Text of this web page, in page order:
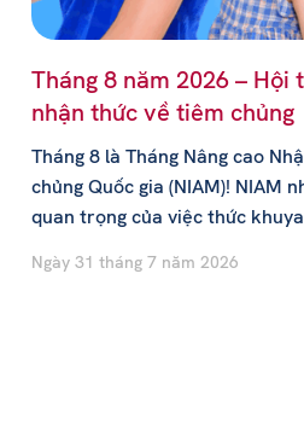
Tháng 8 năm 2026 – Hội
nhận thức về tiêm chủng
Tháng 8 là Tháng Nâng cao
chủng Quốc gia (NIAM)! NIAM
quan trọng của việc thức
Ngày 31 tháng 7 năm 2026